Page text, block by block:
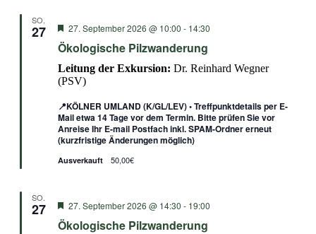
SO.
27 Empfohlen
27. September 2026 @ 10:00 - 14:30
Ökologische Pilzwanderung
Leitung der Exkursion: Dr. Reinhard Wegner
(PSV)
📍KÖLNER UMLAND (K/GL/LEV) • Treffpunktdetails per E-
Mail etwa 14 Tage vor dem Termin. Bitte prüfen Sie vor
Anreise Ihr E-mail Postfach inkl. SPAM-Ordner erneut
(kurzfristige Änderungen möglich)
Ausverkauft 50,00€
SO.
27 Empfohlen
27. September 2026 @ 14:30 - 19:00
Ökologische Pilzwanderung